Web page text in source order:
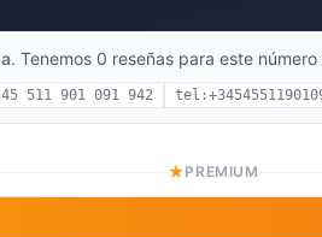
. Tenemos 0 reseñas para este
511 901 091 942
PREMIUM